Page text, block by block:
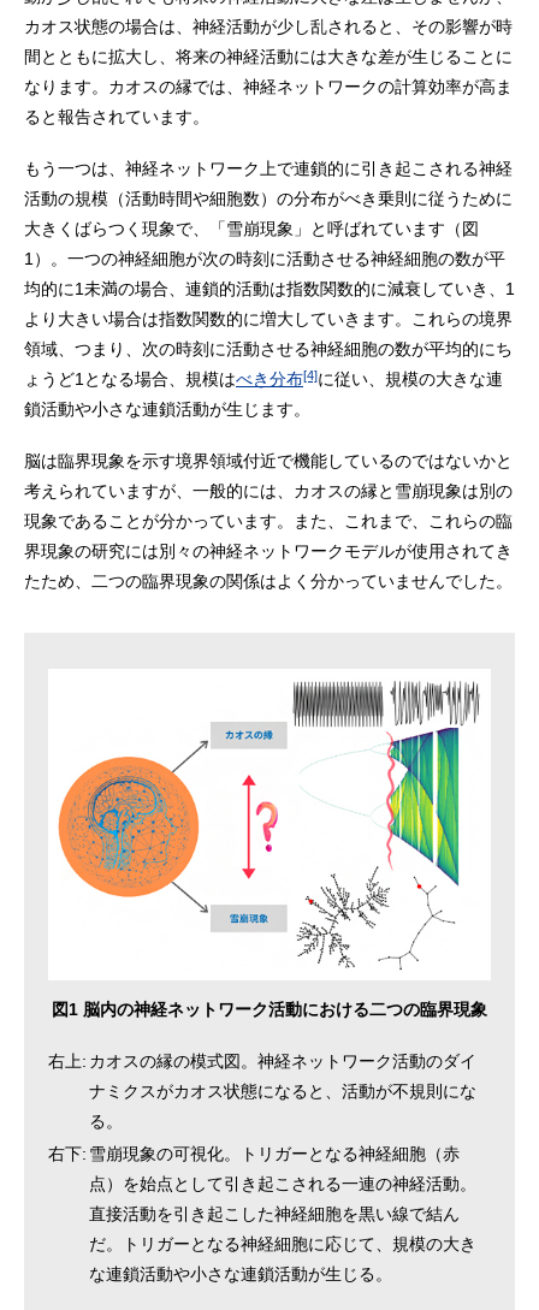
カオス状態の場合は、神経活動が少し乱されると、その影響が時
間とともに拡大し、将来の神経活動には大きな差が生じることに
なります。カオスの縁では、神経ネットワークの計算効率が高ま
ると報告されています。
もう一つは、神経ネットワーク上で連鎖的に引き起こされる神経
活動の規模（活動時間や細胞数）の分布がべき乗則に従うために
大きくばらつく現象で、「雪崩現象」と呼ばれています（図
1）。一つの神経細胞が次の時刻に活動させる神経細胞の数が平
均的に1未満の場合、連鎖的活動は指数関数的に減衰していき、1
より大きい場合は指数関数的に増大していきます。これらの境界
領域、つまり、次の時刻に活動させる神経細胞の数が平均的にち
ょうど1となる場合、規模はべき分布[4]に従い、規模の大きな連
鎖活動や小さな連鎖活動が生じます。
脳は臨界現象を示す境界領域付近で機能しているのではないかと
考えられていますが、一般的には、カオスの縁と雪崩現象は別の
現象であることが分かっています。また、これまで、これらの臨
界現象の研究には別々の神経ネットワークモデルが使用されてき
たため、二つの臨界現象の関係はよく分かっていませんでした。
図1 脳内の神経ネットワーク活動における二つの臨界現象
右上: カオスの縁の模式図。神経ネットワーク活動のダイ
ナミクスがカオス状態になると、活動が不規則にな
る。
右下: 雪崩現象の可視化。トリガーとなる神経細胞（赤
点）を始点として引き起こされる一連の神経活動。
直接活動を引き起こした神経細胞を黒い線で結ん
だ。トリガーとなる神経細胞に応じて、規模の大き
な連鎖活動や小さな連鎖活動が生じる。